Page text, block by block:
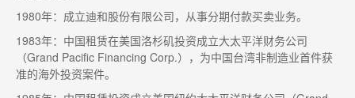
1980年：成立迪和股份有限公司，从事分期付款买卖业务。
1983年：中国租赁在美国洛杉矶投资成立大太平洋财务公司
（Grand Pacific Financing Corp.），为中国台湾非制造业首件获
准的海外投资案件。